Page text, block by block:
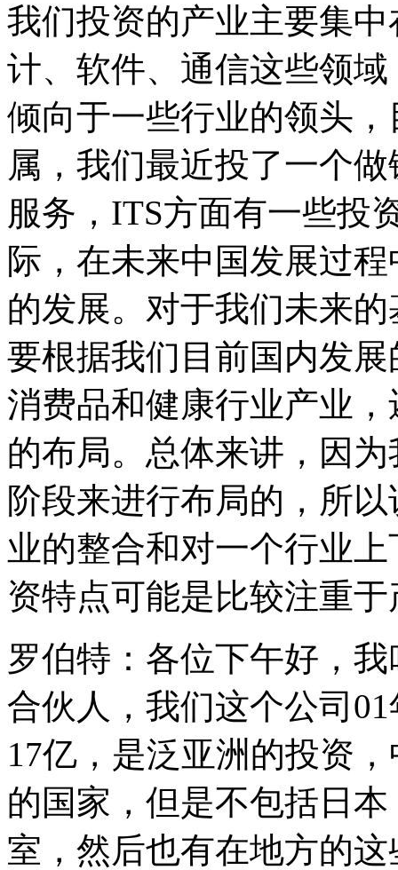
我们投资的产业主要集
计、软件、通信这些领
倾向于一些行业的领头
属，我们最近投了一个
服务，ITS方面有一些投
际，在未来中国发展过
的发展。对于我们未来
要根据我们目前国内发
消费品和健康行业产业
的布局。总体来讲，因
阶段来进行布局的，所
业的整合和对一个行业
资特点可能是比较注重
罗伯特：各位下午好，
合伙人，我们这个公司
17亿，是泛亚洲的投资
的国家，但是不包括日
室，然后也有在地方的